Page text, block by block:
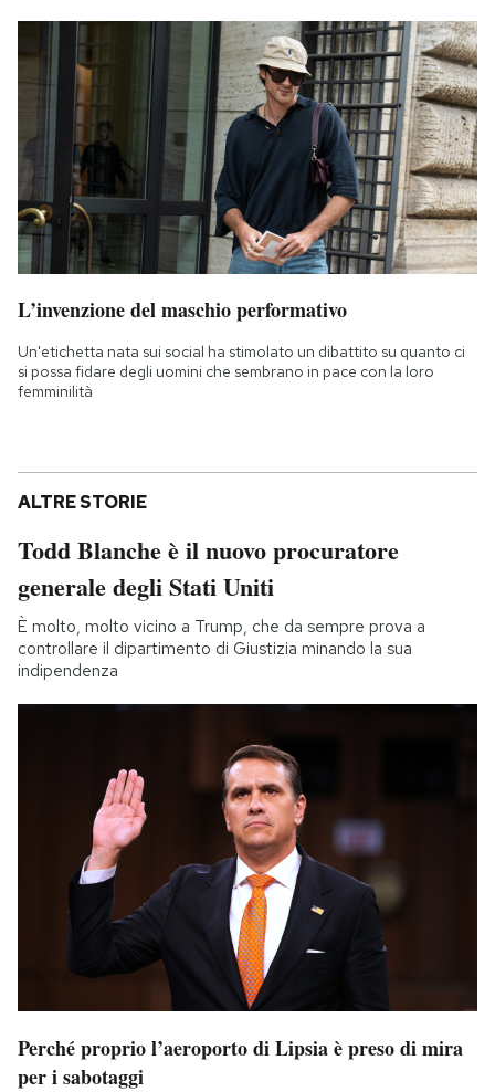
L’invenzione del maschio performativo
Un'etichetta nata sui social ha stimolato un dibattito su quanto ci
si possa fidare degli uomini che sembrano in pace con la loro
femminilità
ALTRE STORIE
Todd Blanche è il nuovo procuratore
generale degli Stati Uniti
È molto, molto vicino a Trump, che da sempre prova a
controllare il dipartimento di Giustizia minando la sua
indipendenza
Perché proprio l’aeroporto di Lipsia è preso di mira
per i sabotaggi